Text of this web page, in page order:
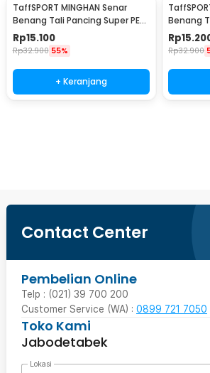
TaffSPORT MINGHAN Senar
Benang Tali Pancing Super PE
Braided Line 100M 2.0 - X4
Rp15.100
Rp32.900 55%
+ Keranjang
Benang
Braided
Rp
Rp32.900
Contact Center
Pembelian Online
Telp : (021) 39 700 200
Customer Service (WA) : 0899 721 7050
Toko Kami
Jabodetabek
Lokasi